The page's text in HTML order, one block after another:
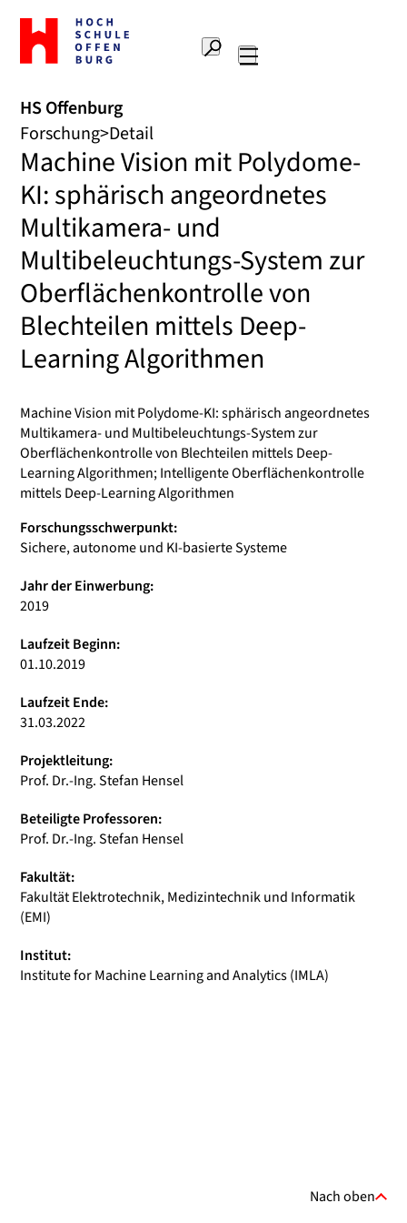
Zur
Startseite
Hochschule
Suche
HS Offenburg
Forschung Detail
Machine Vision mit Polydome-
KI: sphärisch angeordnetes
Multikamera- und
Multibeleuchtungs-System zur
Oberflächenkontrolle von
Blechteilen mittels Deep-
Learning Algorithmen
Machine Vision mit Polydome-KI: sphärisch angeordnetes
Multikamera- und Multibeleuchtungs-System zur
Oberflächenkontrolle von Blechteilen mittels Deep-
Learning Algorithmen; Intelligente Oberflächenkontrolle
mittels Deep-Learning Algorithmen
Forschungsschwerpunkt:
Sichere, autonome und KI-basierte Systeme
Jahr der Einwerbung:
2019
Laufzeit Beginn:
01.10.2019
Laufzeit Ende:
31.03.2022
Projektleitung:
Prof. Dr.-Ing. Stefan Hensel
Beteiligte Professoren:
Prof. Dr.-Ing. Stefan Hensel
Fakultät:
Fakultät Elektrotechnik, Medizintechnik und Informatik
(EMI)
Institut:
Institute for Machine Learning and Analytics (IMLA)
Nach oben